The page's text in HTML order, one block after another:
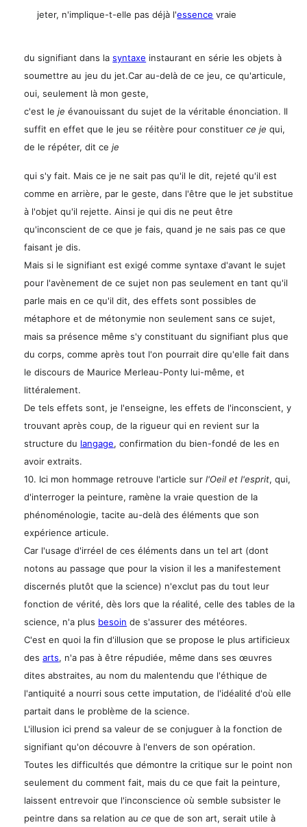
jeter, n'implique-t-elle pas déjà l'essence vraie
du signifiant dans lasyntaxe instaurant en série les objets à
soumettre au jeu du jet.Car au-delà de ce jeu, ce qu'articule,
oui, seulement là mon geste,
c'est lejeévanouissant du sujet de la véritable énonciation. Il
suffit en effet que le jeu se réitère pour constituerce jequi,
de le répéter, dit ceje
qui s'y fait. Mais ce je ne sait pas qu'il le dit, rejeté qu'il est
comme en arrière, par le geste, dans l'être que le jet substitue
à l'objet qu'il rejette. Ainsi je qui dis ne peut être
qu'inconscient de ce que je fais, quand je ne sais pas ce que
faisant je dis.
Mais si le signifiant est exigé comme syntaxe d'avant le sujet
pour l'avènement de ce sujet non pas seulement en tant qu'il
parle mais en ce qu'il dit, des effets sont possibles de
métaphore et de métonymie non seulement sans ce sujet,
mais sa présence même s'y constituant du signifiant plus que
du corps, comme après tout l'on pourrait dire qu'elle fait dans
le discours de Maurice Merleau-Ponty lui-même, et
littéralement.
De tels effets sont, je l'enseigne, les effets de l'inconscient, y
trouvant après coup, de la rigueur qui en revient sur la
structure du langage, confirmation du bien-fondé de les en
avoir extraits.
10. Ici mon hommage retrouve l'article surl'Oeil et l'esprit, qui,
d'interroger la peinture, ramène la vraie question de la
phénoménologie, tacite au-delà des éléments que son
expérience articule.
Car l'usage d'irréel de ces éléments dans un tel art (dont
notons au passage que pour la vision il les a manifestement
discernés plutôt que la science) n'exclut pas du tout leur
fonction de vérité, dès lors que la réalité, celle des tables de la
science, n'a plus besoin de s'assurer des météores.
C'est en quoi la fin d'illusion que se propose le plus artificieux
desarts, n'a pas à être répudiée, même dans ses œuvres
dites abstraites, au nom du malentendu que l'éthique de
l'antiquité a nourri sous cette imputation, de l'idéalité d'où elle
partait dans le problème de la science.
L'illusion ici prend sa valeur de se conjuguer à la fonction de
signifiant qu'on découvre à l'envers de son opération.
Toutes les difficultés que démontre la critique sur le point non
seulement du comment fait, mais du ce que fait la peinture,
laissent entrevoir que l'inconscience où semble subsister le
peintre dans sa relation auceque de son art, serait utile à